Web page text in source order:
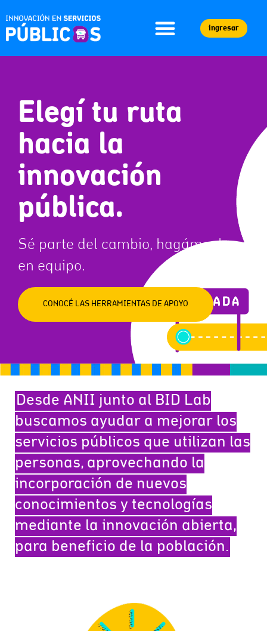
ingresar
Elegí tu ruta
hacia la
innovación
pública.
Sé parte del cambio, hagámoslo
en equipo.
CONOCÉ LAS HERRAMIENTAS DE APOYO
Desde ANII junto al BID Lab
buscamos ayudar a mejorar los
servicios públicos que utilizan las
personas, aprovechando la
incorporación de nuevos
conocimientos y tecnologías
mediante la innovación abierta,
para beneficio de la población.